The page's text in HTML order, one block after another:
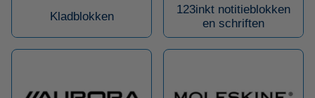
Kladblokken
123inkt notitieblokken
en schriften